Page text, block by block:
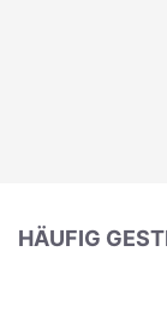
HÄUFIG